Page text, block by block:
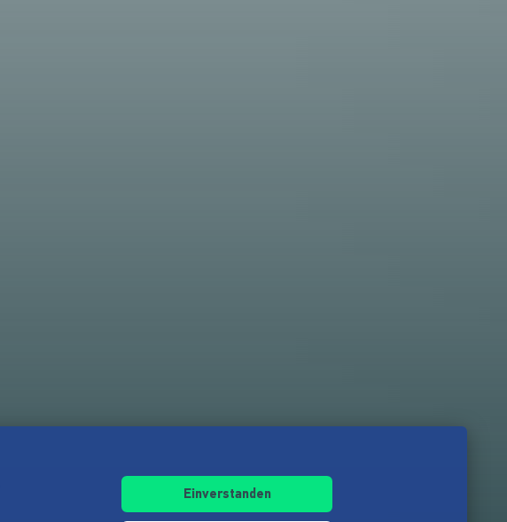
Einverstanden